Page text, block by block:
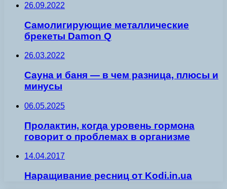
26.09.2022
Самолигирующие металлические
брекеты Damon Q
26.03.2022
Сауна и баня — в чем разница, плюсы и
минусы
06.05.2025
Пролактин, когда уровень гормона
говорит о проблемах в организме
14.04.2017
Наращивание ресниц от Kodi.in.ua